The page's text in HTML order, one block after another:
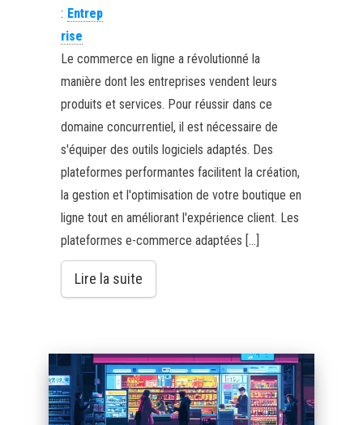
: Entrep
rise
Le commerce en ligne a révolutionné la
manière dont les entreprises vendent leurs
produits et services. Pour réussir dans ce
domaine concurrentiel, il est nécessaire de
s'équiper des outils logiciels adaptés. Des
plateformes performantes facilitent la création,
la gestion et l'optimisation de votre boutique en
ligne tout en améliorant l'expérience client. Les
plateformes e-commerce adaptées […]
Lire la suite